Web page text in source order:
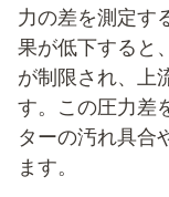
力の差を測定す
果が低下すると
が制限され、上
す。この圧力差
ターの汚れ具合
ます。